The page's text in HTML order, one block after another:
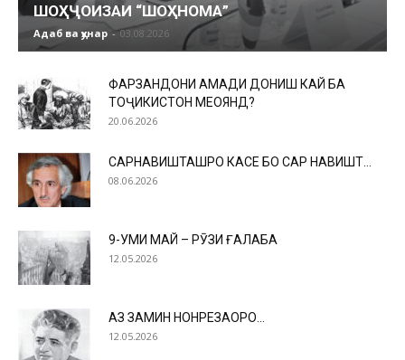
ШОҲҶОИЗАИ “ШОҲНОМА”
Адаб ва ҳунар - 03.08.2026
ФАРЗАНДОНИ АҲМАДИ ДОНИШ КАЙ БА
ТОҶИКИСТОН МЕОЯНД?
20.06.2026
САРНАВИШТАШРО КАСЕ БО САР НАВИШТ…
08.06.2026
9-УМИ МАЙ – РӮЗИ ҒАЛАБА
12.05.2026
АЗ ЗАМИН НОНРЕЗАҲОРО…
12.05.2026